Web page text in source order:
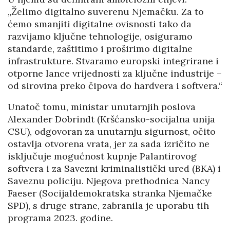
„Želimo digitalno suverenu Njemačku. Za to
ćemo smanjiti digitalne ovisnosti tako da
razvijamo ključne tehnologije, osiguramo
standarde, zaštitimo i proširimo digitalne
infrastrukture. Stvaramo europski integrirane i
otporne lance vrijednosti za ključne industrije –
od sirovina preko čipova do hardvera i softvera.“
Unatoč tomu, ministar unutarnjih poslova
Alexander Dobrindt (Kršćansko-socijalna unija
CSU), odgovoran za unutarnju sigurnost, očito
ostavlja otvorena vrata, jer za sada izričito ne
isključuje mogućnost kupnje Palantirovog
softvera i za Savezni kriminalistički ured (BKA) i
Saveznu policiju. Njegova prethodnica Nancy
Faeser (Socijaldemokratska stranka Njemačke
SPD), s druge strane, zabranila je uporabu tih
programa 2023. godine.